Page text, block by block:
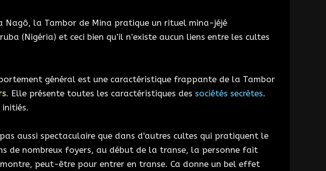
Nagô, la Tambor de Mina pratique un rituel mina-jéjé
(Nigéria) et ceci bien qu’il n’existe aucun liens entre les cultes
général est une caractéristique frappante de la Tambor
. Elle présente toutes les caractéristiques des sociétés secrètes.
aussi spectaculaire que dans d'autres cultes qui pratiquent le
de nombreux foyers, au début de la transe, la personne fait
peut-être pour entrer en transe. Ca donne un bel effet